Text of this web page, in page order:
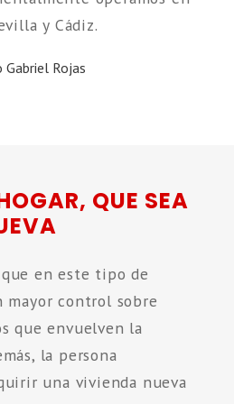
y Cádiz.
QUE SEA
en este tipo de
mayor control sobre
que envuelven la
la persona
una vivienda nueva